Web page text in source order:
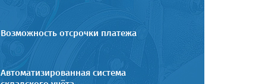
Возможность отсрочки платежа
Автоматизированная система